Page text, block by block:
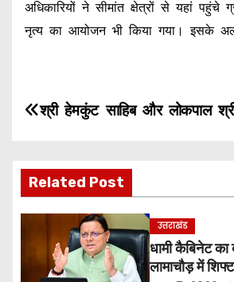
अधिकारियों ने सीमांत क्षेत्रों से यहां पहुंचे
नृत्य का आयोजन भी किया गया। इसके
P
s
t
n
श्री हेमकुंट साहिब और लोकपाल
Related Post
उत्तराखंड
धामी कैबिनेट का
लामाचौड़ में